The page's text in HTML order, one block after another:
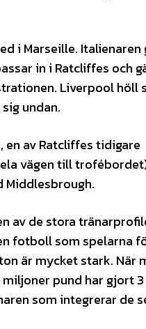
i Marseille.
in i Ratcliffes och
Liverpool höll
undan.
en av Ratcliffes tidigare
vägen till
Middlesbrough.
av de stora
fotboll som spelarna
är mycket stark. När
pund har gjort
som integrerar de